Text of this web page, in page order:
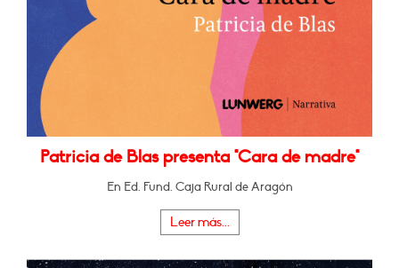
Patricia de Blas presenta "Cara de madre"
En Ed. Fund. Caja Rural de Aragón
Leer más...